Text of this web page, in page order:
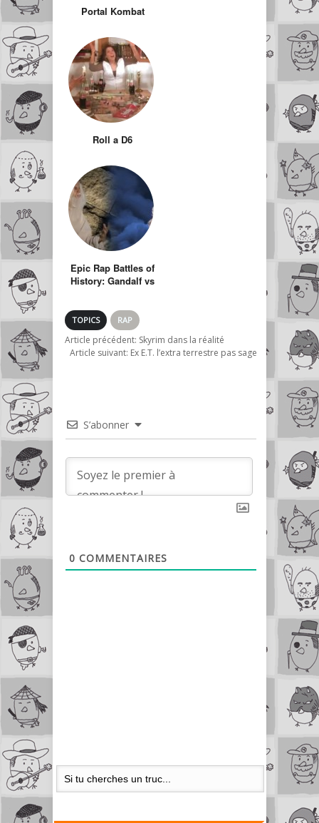
Portal Kombat
Roll a D6
Epic Rap Battles of
History: Gandalf vs
TOPICS RAP
Article précédent: Skyrim dans la réalité
Article suivant: Ex E.T. l’extra terrestre pas sage
S’abonner
0 COMMENTAIRES